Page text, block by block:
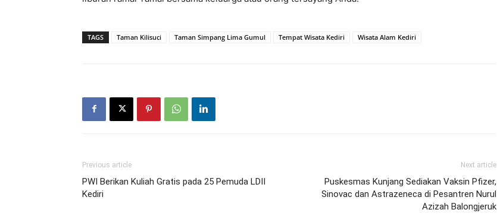
TAGS Taman Kilisuci Taman Simpang Lima Gumul Tempat Wisata Kediri Wisata Alam Kediri
Previous article
PWI Berikan Kuliah Gratis pada 25 Pemuda LDII
Kediri
Next article
Puskesmas Kunjang Sediakan Vaksin Pfizer,
Sinovac dan Astrazeneca di Pesantren Nurul
Azizah Balongjeruk